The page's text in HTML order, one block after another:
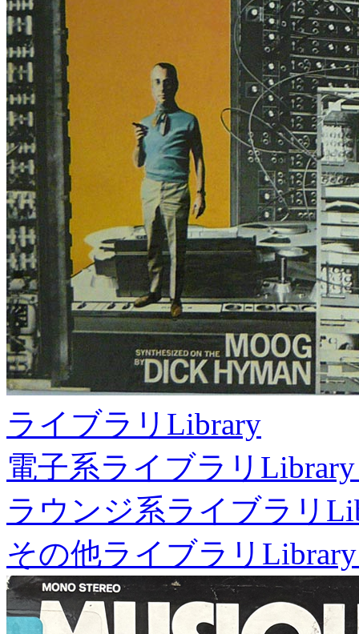
ライブラリ Library
電子系ライブラリ
ラウンジ系ライブラリ
その他ライブラリ